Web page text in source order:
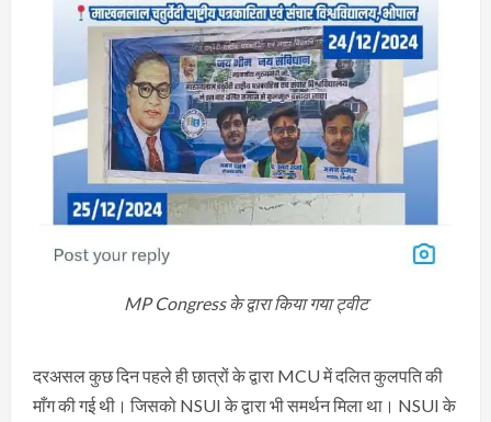
MP Congress के द्वारा किया गया ट्वीट
दरअसल कुछ दिन पहले ही छात्रों के द्वारा MCU में दलित कुलपति की
माँग की गई थी। जिसको NSUI के द्वारा भी समर्थन मिला था। NSUI के